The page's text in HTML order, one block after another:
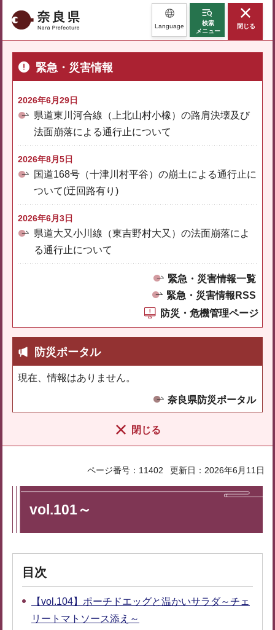
奈良県 Language
検索
メニュー
閉じる
緊急・災害情報
2026年6月29日
県道東川河合線（上北山村小橡）の路肩決壊及び
法面崩落による通行止について
2026年8月5日
国道168号（十津川村平谷）の崩土による通行止に
ついて(迂回路有り)
2026年6月3日
県道大又小川線（東吉野村大又）の法面崩落によ
る通行止について
緊急・災害情報一覧
緊急・災害情報RSS
防災・危機管理ページ
防災ポータル
現在、情報はありません。
奈良県防災ポータル
閉じる
ページ番号：11402 更新日：2026年6月11日
vol.101～
目次
【vol.104】ポーチドエッグと温かいサラダ～チェ
リートマトソース添え～